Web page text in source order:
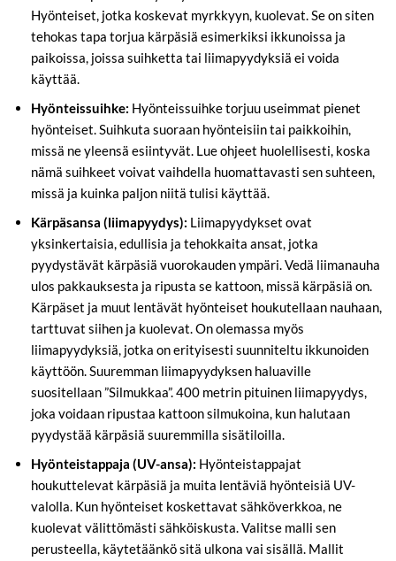
Hyönteiset, jotka koskevat myrkkyyn, kuolevat. Se on siten
tehokas tapa torjua kärpäsiä esimerkiksi ikkunoissa ja
paikoissa, joissa suihketta tai liimapyydyksiä ei voida
käyttää.
Hyönteissuihke: Hyönteissuihke torjuu useimmat pienet
hyönteiset. Suihkuta suoraan hyönteisiin tai paikkoihin,
missä ne yleensä esiintyvät. Lue ohjeet huolellisesti, koska
nämä suihkeet voivat vaihdella huomattavasti sen suhteen,
missä ja kuinka paljon niitä tulisi käyttää.
Kärpäsansa (liimapyydys): Liimapyydykset ovat
yksinkertaisia, edullisia ja tehokkaita ansat, jotka
pyydystävät kärpäsiä vuorokauden ympäri. Vedä liimanauha
ulos pakkauksesta ja ripusta se kattoon, missä kärpäsiä on.
Kärpäset ja muut lentävät hyönteiset houkutellaan nauhaan,
tarttuvat siihen ja kuolevat. On olemassa myös
liimapyydyksiä, jotka on erityisesti suunniteltu ikkunoiden
käyttöön. Suuremman liimapyydyksen haluaville
suositellaan ”Silmukkaa”. 400 metrin pituinen liimapyydys,
joka voidaan ripustaa kattoon silmukoina, kun halutaan
pyydystää kärpäsiä suuremmilla sisätiloilla.
Hyönteistappaja (UV-ansa): Hyönteistappajat
houkuttelevat kärpäsiä ja muita lentäviä hyönteisiä UV-
valolla. Kun hyönteiset koskettavat sähköverkkoa, ne
kuolevat välittömästi sähköiskusta. Valitse malli sen
perusteella, käytetäänkö sitä ulkona vai sisällä. Mallit